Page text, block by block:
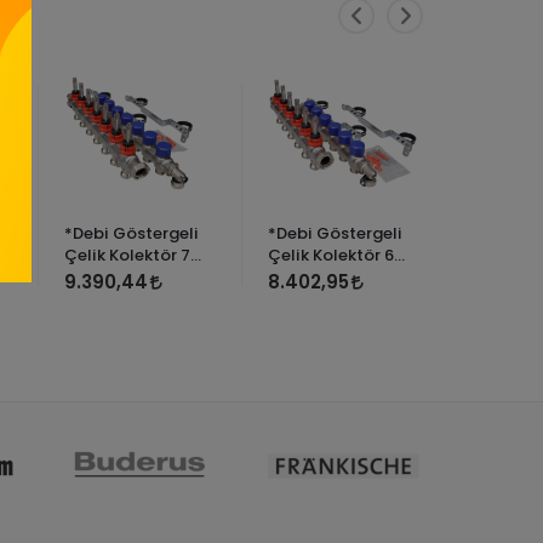
*Debi Göstergeli
Çelik Kolektör 7
ağızlı
9.390,44
*Debi Göstergeli
Çelik Kolektör 6
ağızlı
8.402,95